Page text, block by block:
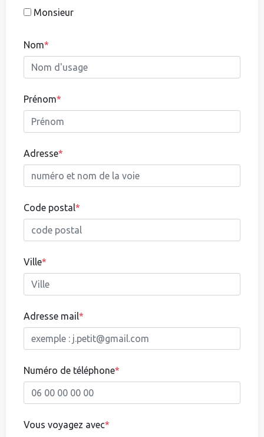
Monsieur
Nom*
Prénom*
Adresse*
Code postal*
Ville*
Adresse mail*
Numéro de téléphone*
Vous voyagez avec*